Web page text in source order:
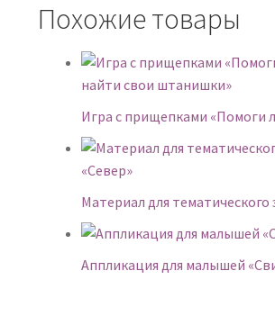
Похожие товары
Игра с прищепками «Помоги
Материал для тематического
Аппликация для малышей